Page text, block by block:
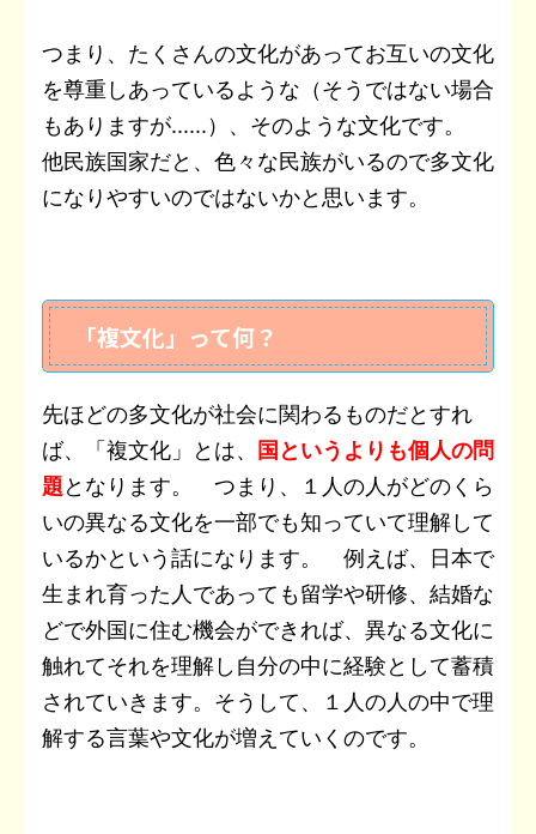
つまり、たくさんの文化があってお互いの文化
を尊重しあっているような（そうではない場合
もありますが......）、そのような文化です。
他民族国家だと、色々な民族がいるので多文化
になりやすいのではないかと思います。
「複文化」って何？
先ほどの多文化が社会に関わるものだとすれ
ば、「複文化」とは、 国というよりも個人の問
題となります。 つまり、１人の人がどのくら
いの異なる文化を一部でも知っていて理解して
いるかという話になります。 例えば、日本で
生まれ育った人であっても留学や研修、結婚な
どで外国に住む機会ができれば、異なる文化に
触れてそれを理解し自分の中に経験として蓄積
されていきます。そうして、１人の人の中で理
解する言葉や文化が増えていくのです。